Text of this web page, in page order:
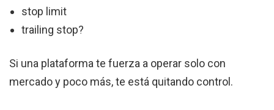
stop limit
trailing stop?
Si una plataforma te fuerza a operar solo con
mercado y poco más, te está quitando control.